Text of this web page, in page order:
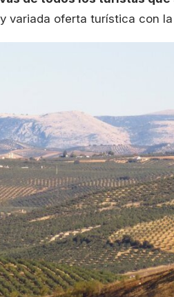
variada oferta turística con